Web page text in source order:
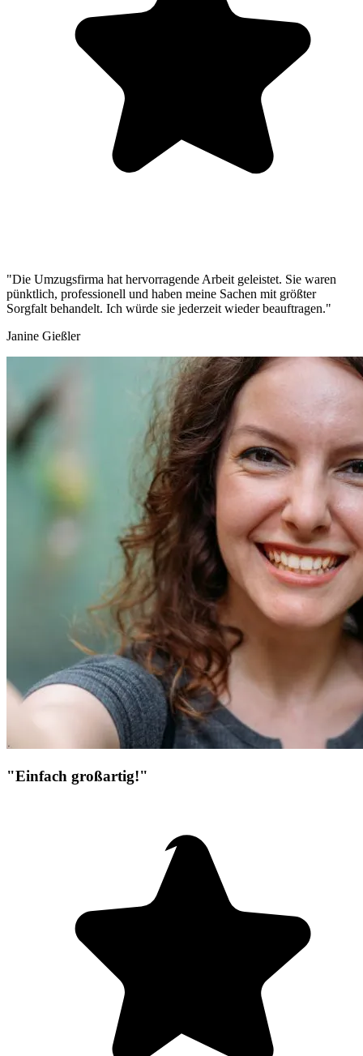
"Die Umzugsfirma hat hervorragende Arbeit geleistet. Sie waren
pünktlich, professionell und haben meine Sachen mit größter
Sorgfalt behandelt. Ich würde sie jederzeit wieder beauftragen."
Janine Gießler
"Einfach großartig!"